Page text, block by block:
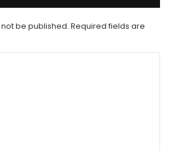
be published. Required fields are